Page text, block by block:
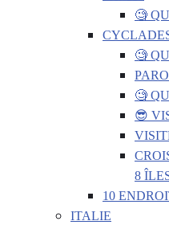
🧐
🧐
🧐
😎
8
10
ITALIE